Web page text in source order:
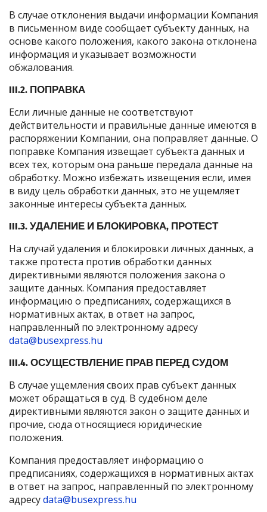
В случае отклонения выдачи информации Компания
в письменном виде сообщает субъекту данных, на
основе какого положения, какого закона отклонена
информация и указывает возможности
обжалования.
III.2. ПОПРАВКА
Если личные данные не соответствуют
действительности и правильные данные имеются в
распоряжении Компании, она поправляет данные. О
поправке Компания извещает субъекта данных и
всех тех, которым она раньше передала данные на
обработку. Можно избежать извещения если, имея
в виду цель обработки данных, это не ущемляет
законные интересы субъекта данных.
III.3. УДАЛЕНИЕ И БЛОКИРОВКА, ПРОТЕСТ
На случай удаления и блокировки личных данных, а
также протеста против обработки данных
директивными являются положения закона о
защите данных. Компания предоставляет
информацию о предписаниях, содержащихся в
нормативных актах, в ответ на запрос,
направленный по электронному адресу
data@busexpress.hu
III.4. ОСУЩЕСТВЛЕНИЕ ПРАВ ПЕРЕД СУДОМ
В случае ущемления своих прав субъект данных
может обращаться в суд. В судебном деле
директивными являются закон о защите данных и
прочие, сюда относящиеся юридические
положения.
Компания предоставляет информацию о
предписаниях, содержащихся в нормативных актах
в ответ на запрос, направленный по электронному
адресуdata@busexpress.hu